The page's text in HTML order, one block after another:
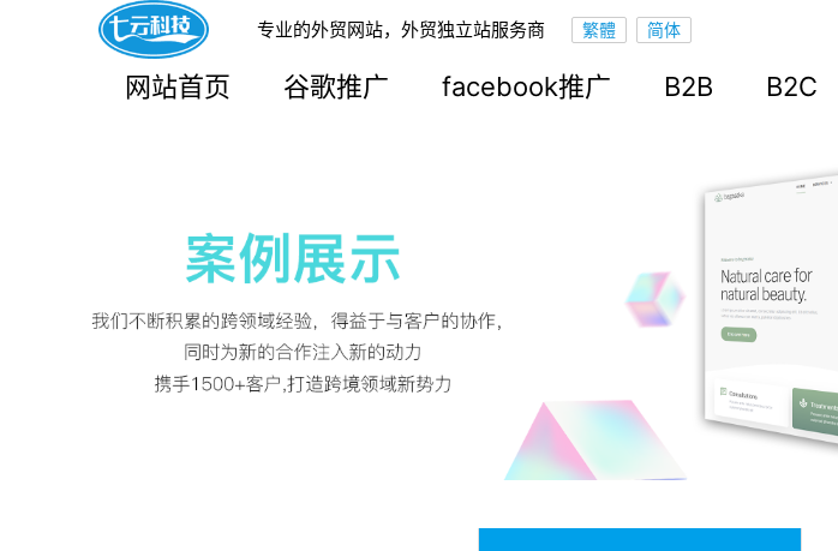
专业的外贸网站，外贸独立站服务商
网站首页 谷歌推广 facebook推广 B2B B2C